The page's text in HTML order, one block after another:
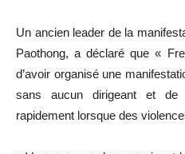
Un ancien leader de la
Paothong, a déclaré que «
d’avoir organisé une
sans aucun dirigeant et
rapidement lorsque des